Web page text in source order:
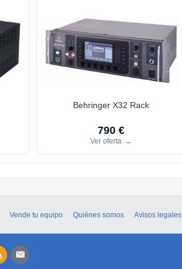
Behringer X32 Rack
790 €
Ver oferta →
Vende tu equipo Quiénes somos Avisos legales